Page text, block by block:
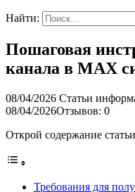
Найти:
Пошаговая
канала в MAX
08/04/2026 Статьи
08/04/2026Отзывов: 0
Открой содержание статьи
Требования для